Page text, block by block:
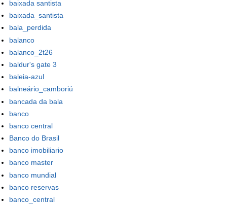
baixada santista
baixada_santista
bala_perdida
balanco
balanco_2t26
baldur's gate 3
baleia-azul
balneário_camboriú
bancada da bala
banco
banco central
Banco do Brasil
banco imobiliario
banco master
banco mundial
banco reservas
banco_central